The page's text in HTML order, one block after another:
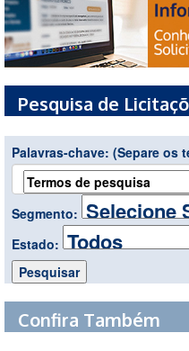
Pesquisa de
Palavras-chave: (Separe os
Segmento:
Estado:
Confira Também